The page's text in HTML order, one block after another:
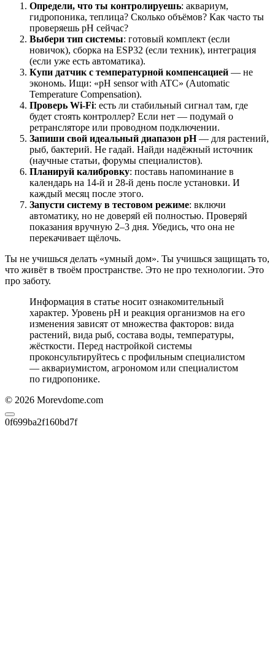
Определи, что ты контролируешь: аквариум,
гидропоника, теплица? Сколько объёмов? Как часто ты
проверяешь pH сейчас?
Выбери тип системы: готовый комплект (если
новичок), сборка на ESP32 (если техник), интеграция
(если уже есть автоматика).
Купи датчик с температурной компенсацией — не
экономь. Ищи: «pH sensor with ATC» (Automatic
Temperature Compensation).
Проверь Wi-Fi: есть ли стабильный сигнал там, где
будет стоять контроллер? Если нет — подумай о
ретрансляторе или проводном подключении.
Запиши свой идеальный диапазон pH— для растений,
рыб, бактерий. Не гадай. Найди надёжный источник
(научные статьи, форумы специалистов).
Планируй калибровку: поставь напоминание в
календарь на 14-й и 28-й день после установки. И
каждый месяц после этого.
Запусти систему в тестовом режиме: включи
автоматику, но не доверяй ей полностью. Проверяй
показания вручную 2–3 дня. Убедись, что она не
перекачивает щёлочь.
Ты не учишься делать «умный дом». Ты учишься защищать то,
что живёт в твоём пространстве. Это не про технологии. Это
про заботу.
Информация в статье носит ознакомительный
характер. Уровень pH и реакция организмов на его
изменения зависят от множества факторов: вида
растений, вида рыб, состава воды, температуры,
жёсткости. Перед настройкой системы
проконсультируйтесь с профильным специалистом
— аквариумистом, агрономом или специалистом
по гидропонике.
© 2026 Morevdome.com
0f699ba2f160bd7f